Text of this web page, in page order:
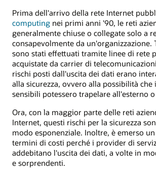
Prima dell'arrivo della rete Internet
computing nei primi anni '90, le reti
generalmente chiuse o collegate solo a
consapevolmente da un'organizzazione.
sono stati effettuati tramite linee di rete
acquistate da carrier di
rischi posti dall'uscita dei dati erano
alla sicurezza, ovvero alla possibilità
sensibili potessero trapelare all'esterno
Ora, con la maggior parte delle reti
Internet, questi rischi per la sicurezza
modo esponenziale. Inoltre, è emerso
termini di costi perché i provider di
addebitano l'uscita dei dati, a volte in
e sorprendenti.